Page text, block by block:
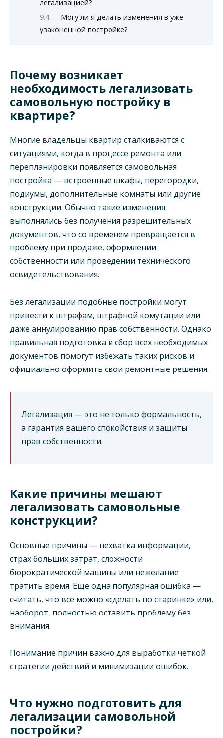
легализацией?
Могу ли я делать изменения в уже
узаконенной постройке?
Почему возникает
необходимость легализовать
самовольную постройку в
квартире?
Многие владельцы квартир сталкиваются с
ситуациями, когда в процессе ремонта или
перепланировки появляется самовольная
постройка — встроенные шкафы, перегородки,
подиумы, дополнительные комнаты или другие
конструкции. Обычно такие изменения
выполнялись без получения разрешительных
документов, что со временем превращается в
проблему при продаже, оформлении
собственности или проведении технического
освидетельствования.
Без легализации подобные постройки могут
привести к штрафам, штрафной комутации или
даже аннулированию прав собственности. Однако
правильная подготовка и сбор всех необходимых
документов помогут избежать таких рисков и
официально оформить свои ремонтные решения.
Легализация — это не только формальность,
а гарантия вашего спокойствия и защиты
прав собственности.
Какие причины мешают
легализовать самовольные
конструкции?
Основные причины — нехватка информации,
страх больших затрат, сложности
бюрократической машины или нежелание
тратить время. Еще одна популярная ошибка —
считать, что все можно «сделать по старинке» или,
наоборот, полностью оставить проблему без
внимания.
Понимание причин важно для выработки четкой
стратегии действий и минимизации ошибок.
Что нужно подготовить для
легализации самовольной
постройки?